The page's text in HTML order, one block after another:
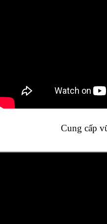
Cung cấp